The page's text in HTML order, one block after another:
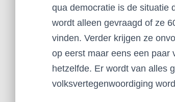
qua democratie is de situatie
wordt alleen gevraagd of ze
vinden. Verder krijgen ze
op eerst maar eens een paar
hetzelfde. Er wordt van alles
volksvertegenwoordiging